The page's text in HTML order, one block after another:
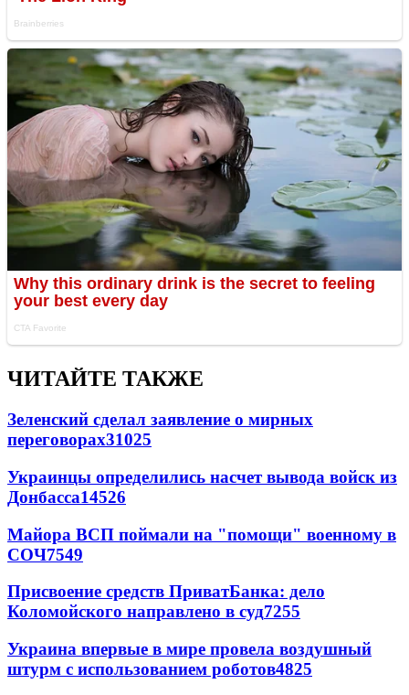
ЧИТАЙТЕ ТАКЖЕ
Зеленский сделал заявление о мирных
переговорах31025
Украинцы определились насчет вывода войск из
Донбасса14526
Майора ВСП поймали на "помощи" военному в
СОЧ7549
Присвоение средств ПриватБанка: дело
Коломойского направлено в суд7255
Украина впервые в мире провела воздушный
штурм с использованием роботов4825